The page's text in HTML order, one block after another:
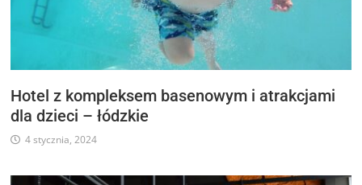
Hotel z kompleksem basenowym i atrakcjami
dla dzieci – łódzkie
4 stycznia, 2024